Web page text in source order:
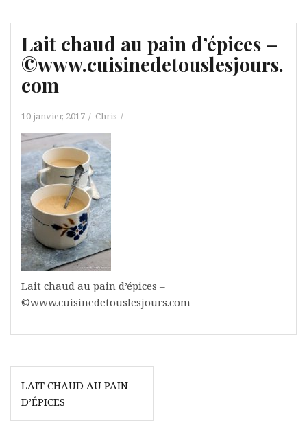
Lait chaud au pain d’épices –
©www.cuisinedetouslesjours.
com
10 janvier, 2017 Chris
Lait chaud au pain d’épices –
©www.cuisinedetouslesjours.com
Navigation
de
l’article
LAIT CHAUD AU PAIN
D’ÉPICES